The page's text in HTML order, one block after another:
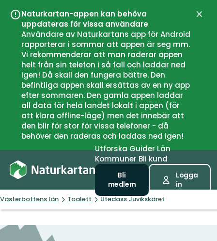
Naturkartan-appen kan behöva
uppdateras för vissa användare
Användare av Naturkartans app för Android
rapporterar i sommar att appen är seg mm.
Vi rekommenderar att man raderar appen
helt från sin telefon i så fall och laddar ned
igen! Då skall den fungera bättre. Den
befintliga appen skall ersättas av en ny app
efter sommaren. Den gamla appen laddar
all data för hela landet lokalt i appen (för
att klara offline-läge) men det innebär att
den blir för stor för vissa telefoner - då
behöver den raderas och laddas ned igen!
UtforskaGuiderLän
Kommuner Bli kund
Bli
medlem
Logga
in
Västerbottens län Toalett Utedass Juvikskäret